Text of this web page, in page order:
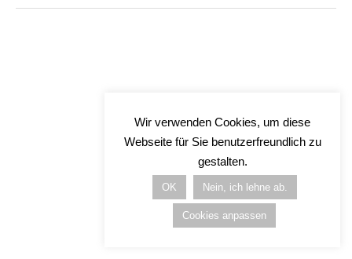
Wir verwenden Cookies, um diese
Webseite für Sie benutzerfreundlich zu
gestalten.
OK Nein, ich lehne ab.
Cookies anpassen